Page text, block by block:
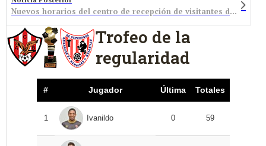
Nuevos horarios del centro de recepción de visitantes de las Médulas
Trofeo de la
regularidad
# Jugador Última Totales
1 Ivanildo 0 59